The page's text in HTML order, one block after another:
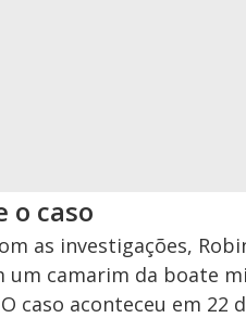
o caso
as investigações,
um camarim da boate
caso aconteceu em 22